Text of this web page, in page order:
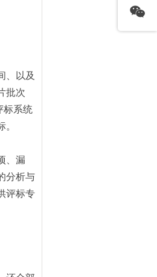
、以及
批次
标系统
、漏
分析与
评标专